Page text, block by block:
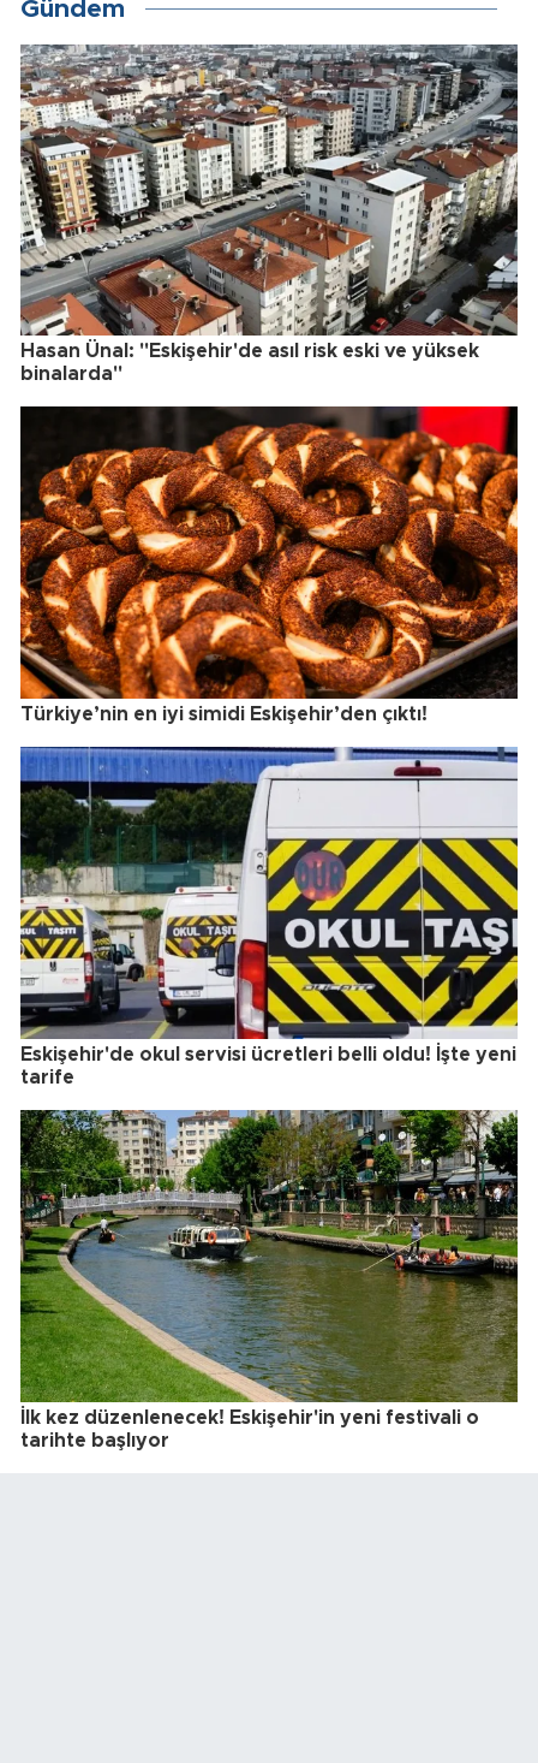
Gündem
Hasan Ünal: "Eskişehir'de asıl risk eski ve yüksek
binalarda"
Türkiye’nin en iyi simidi Eskişehir’den çıktı!
Eskişehir'de okul servisi ücretleri belli oldu! İşte yeni
tarife
İlk kez düzenlenecek! Eskişehir'in yeni festivali o
tarihte başlıyor